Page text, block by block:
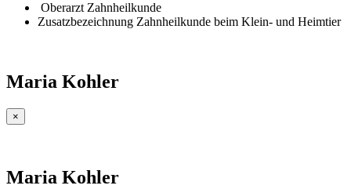
Oberarzt Zahnheilkunde
Zusatzbezeichnung Zahnheilkunde beim Klein- und Heimtier
Maria Kohler
×
Maria Kohler